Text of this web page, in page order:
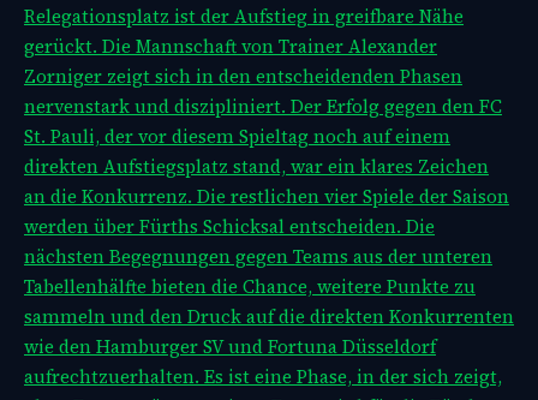
Relegationsplatz ist der Aufstieg in greifbare Nähe
gerückt. Die Mannschaft von Trainer Alexander
Zorniger zeigt sich in den entscheidenden Phasen
nervenstark und diszipliniert. Der Erfolg gegen den FC
St. Pauli, der vor diesem Spieltag noch auf einem
direkten Aufstiegsplatz stand, war ein klares Zeichen
an die Konkurrenz. Die restlichen vier Spiele der Saison
werden über Fürths Schicksal entscheiden. Die
nächsten Begegnungen gegen Teams aus der unteren
Tabellenhälfte bieten die Chance, weitere Punkte zu
sammeln und den Druck auf die direkten Konkurrenten
wie den Hamburger SV und Fortuna Düsseldorf
aufrechtzuerhalten. Es ist eine Phase, in der sich zeigt,